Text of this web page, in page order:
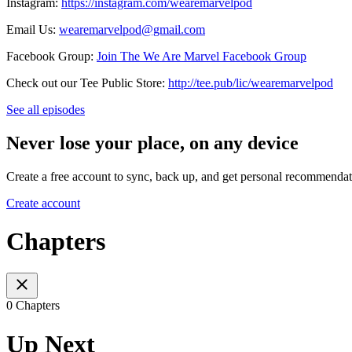
Email Us: ⁠⁠⁠⁠⁠⁠⁠⁠⁠⁠⁠⁠⁠⁠⁠⁠⁠⁠⁠⁠⁠⁠⁠⁠⁠⁠⁠⁠⁠⁠⁠⁠⁠⁠⁠⁠⁠⁠⁠⁠⁠⁠⁠⁠⁠⁠⁠⁠⁠⁠⁠⁠⁠⁠⁠⁠⁠⁠⁠⁠⁠⁠⁠⁠⁠⁠wearemarvelpod@gmail.com⁠⁠⁠⁠⁠⁠⁠⁠⁠⁠⁠⁠⁠⁠⁠⁠⁠⁠⁠⁠⁠⁠⁠⁠⁠⁠⁠⁠⁠⁠⁠⁠⁠⁠⁠⁠⁠⁠⁠⁠⁠⁠⁠⁠⁠⁠⁠⁠⁠⁠⁠⁠⁠⁠⁠⁠⁠⁠⁠⁠⁠⁠⁠⁠⁠⁠
Facebook Group: ⁠⁠⁠⁠⁠⁠⁠⁠⁠⁠⁠⁠⁠⁠⁠⁠⁠⁠⁠⁠⁠⁠⁠⁠⁠⁠⁠⁠⁠⁠⁠⁠⁠⁠⁠⁠⁠⁠⁠⁠⁠⁠⁠⁠⁠⁠⁠⁠⁠⁠⁠⁠⁠⁠⁠⁠⁠⁠⁠⁠⁠⁠⁠⁠⁠⁠Join The We Are Marvel Facebook Group⁠⁠⁠⁠⁠⁠⁠⁠⁠⁠⁠⁠⁠⁠⁠⁠⁠⁠⁠⁠⁠⁠⁠⁠⁠⁠⁠⁠⁠⁠⁠⁠⁠⁠⁠⁠⁠⁠⁠⁠⁠⁠⁠⁠⁠⁠⁠⁠⁠⁠⁠⁠⁠⁠⁠⁠⁠⁠⁠⁠⁠⁠⁠⁠⁠⁠
Check out our Tee Public Store: ⁠⁠⁠⁠⁠⁠⁠⁠⁠⁠⁠⁠⁠⁠⁠⁠⁠⁠⁠⁠⁠⁠⁠⁠⁠⁠⁠⁠⁠⁠⁠⁠⁠⁠⁠⁠⁠⁠⁠⁠⁠⁠⁠⁠⁠⁠⁠⁠⁠⁠⁠⁠⁠⁠⁠⁠⁠⁠⁠⁠⁠⁠⁠⁠⁠⁠http://tee.pub/lic/wearemarvelpod⁠
See all episodes
Never lose your place, on any device
Create a free account to sync, back up, and get personal
Create account
Chapters
0 Chapters
Up Next